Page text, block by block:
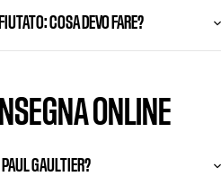
COSA DEVO FARE?
ONLINE
PAUL GAULTIER?